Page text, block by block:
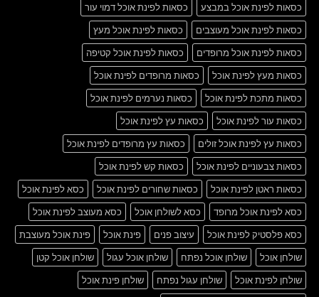
כסאות לפינת אוכל במבצע
כסאות לפינת אוכל דמוי עור
כסאות לפינת אוכל מעוצבים
כסאות לפינת אוכל מעץ
כסאות לפינת אוכל מרופדים
כסאות לפינת אוכל קטיפה
כסאות מעץ לפינת אוכל
כסאות מרופדים לפינת אוכל
כסאות מתכת לפינת אוכל
כסאות נערמים לפינת אוכל
כסאות עור לפינת אוכל
כסאות עץ לפינת אוכל
כסאות עץ לפינת אוכל זולים
כסאות עץ מרופדים לפינת אוכל
כסאות צבעוניים לפינת אוכל
כסאות קש לפינת אוכל
כסאות ראטן לפינת אוכל
כסאות שחורים לפינת אוכל
כסא לפינת אוכל
כסא לפינת אוכל מרופד
כסא לשולחן אוכל
כסא מעוצב לפינת אוכל
כסא פלסטיק לפינת אוכל
עיצוב פנים פינת אוכל
פינת אוכל מעוצבת
שולחן אוכל
שולחן אוכל נפתח שולחן אוכל עגול
שולחן אוכל קטן
שולחן לפינת אוכל
שולחן עגול נפתח
שולחן פינת אוכל